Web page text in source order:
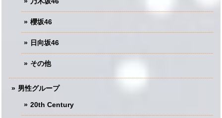
櫻坂46
日向坂46
その他
男性グループ
20th Century